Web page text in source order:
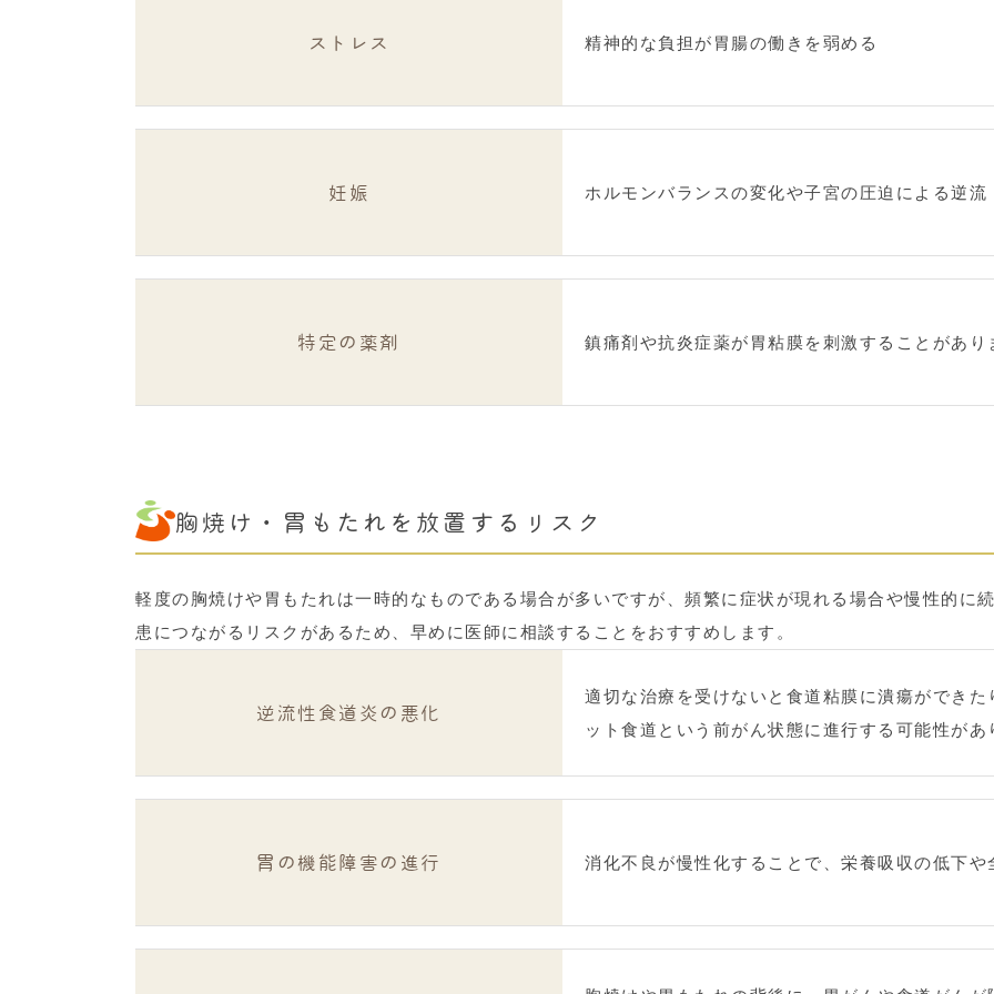
ストレス 精神的な負担が胃腸の働きを弱める
妊娠 ホルモンバランスの変化や子宮の圧迫による逆流
特定の薬剤 鎮痛剤や抗炎症薬が胃粘膜を刺激することがあり
胸焼け・胃もたれを放置するリスク
軽度の胸焼けや胃もたれは一時的なものである場合が多いですが、頻繁に症状が現れる場合や慢性的に
患につながるリスクがあるため、早めに医師に相談することをおすすめします。
逆流性食道炎の悪化
適切な治療を受けないと食道粘膜に潰瘍ができ
ット食道という前がん状態に進行する可能性があ
胃の機能障害の進行 消化不良が慢性化することで、栄養吸収の低下